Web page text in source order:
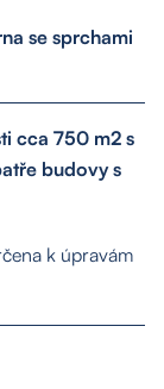
se sprchami
cca 750 m2 s
budovy s
k úpravám